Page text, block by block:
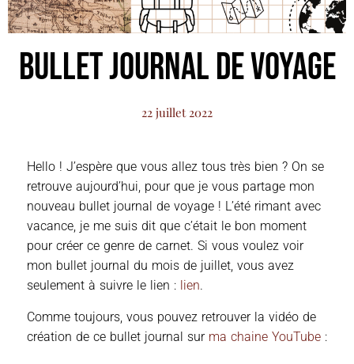
Bullet Journal de Voyage
22 juillet 2022
Hello ! J’espère que vous allez tous très bien ? On se
retrouve aujourd’hui, pour que je vous partage mon
nouveau bullet journal de voyage ! L’été rimant avec
vacance, je me suis dit que c’était le bon moment
pour créer ce genre de carnet. Si vous voulez voir
mon bullet journal du mois de juillet, vous avez
seulement à suivre le lien : lien.
Comme toujours, vous pouvez retrouver la vidéo de
création de ce bullet journal sur ma chaine YouTube :